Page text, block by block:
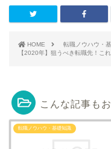
HOME
転職ノウハウ・
【2020年】狙うべき転職先！こ
こんな記事も
転職ノウハウ・基礎知識